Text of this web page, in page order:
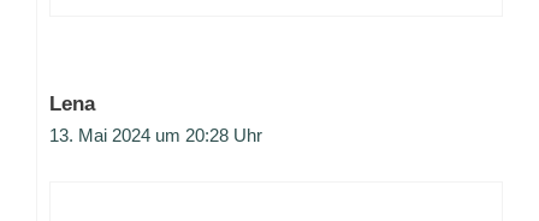
Lena
13. Mai 2024 um 20:28 Uhr